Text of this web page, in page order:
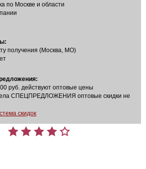
по Москве и области
получения (Москва, МО)
руб. действуют оптовые цены
СПЕЦПРЕДЛОЖЕНИЯ оптовые скидки не
скидок